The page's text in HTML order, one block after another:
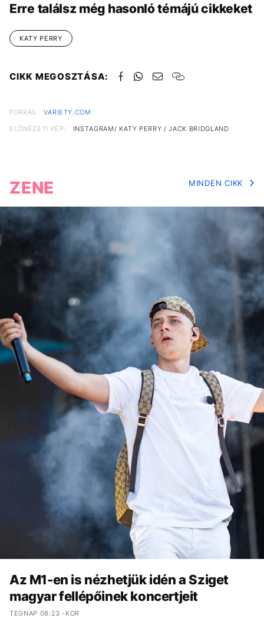
Erre találsz még hasonló témájú cikkeket
KATY PERRY
CIKK MEGOSZTÁSA:
FORRÁS
VARIETY.COM
ELŐNÉZETI KÉP:
INSTAGRAM/ KATY PERRY / JACK BRIDGLAND
ZENE MINDEN CIKK
Az M1-en is nézhetjük idén a Sziget
magyar fellépőinek koncertjeit
TEGNAP 08:23 -KOR